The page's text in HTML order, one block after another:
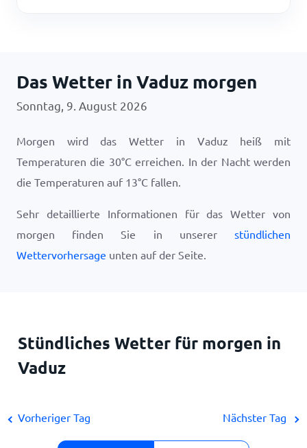
Das Wetter in Vaduz morgen
Sonntag, 9. August 2026
Morgen wird das Wetter in Vaduz heiß mit
Temperaturen die 30°Cerreichen. In der Nacht werden
die Temperaturen auf 13°C fallen.
Sehr detaillierte Informationen für das Wetter von
morgen finden Sie in unserer stündlichen
Wettervorhersage unten auf der Seite.
Stündliches Wetter für morgen in
Vaduz
Vorheriger Tag Nächster Tag